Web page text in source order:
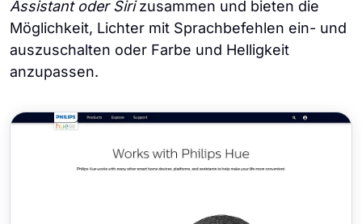
Assistant oder Sirizusammen und bieten die
Möglichkeit, Lichter mit Sprachbefehlen ein- und
auszuschalten oder Farbe und Helligkeit
anzupassen.